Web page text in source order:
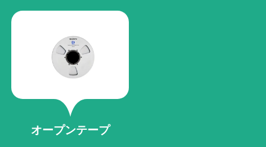
オープンテープ